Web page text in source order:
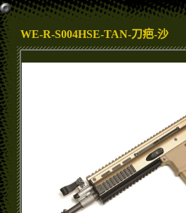
WE-R-S004HSE-TAN-刀疤-沙